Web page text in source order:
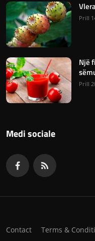
Prill
Një
Prill
Medi sociale
Contact Terms &